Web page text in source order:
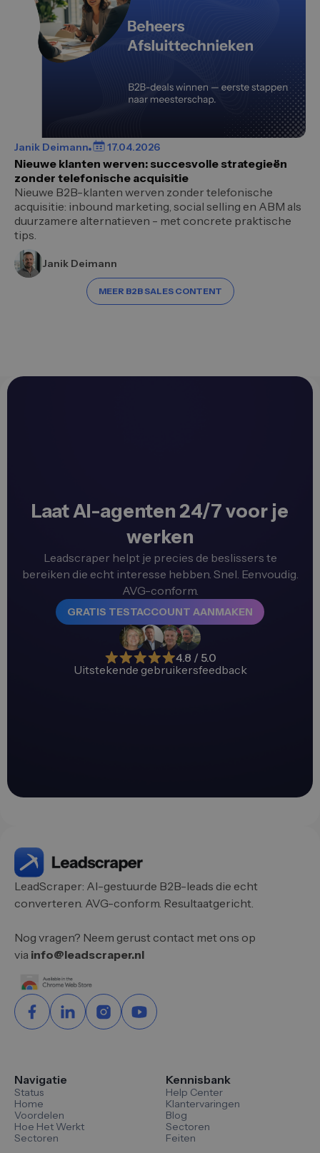
Janik Deimann 17.04.2026
Nieuwe klanten werven: succesvolle strategieën
zonder telefonische acquisitie
Nieuwe B2B-klanten werven zonder telefonische
acquisitie: inbound marketing, social selling en ABM als
duurzamere alternatieven - met concrete praktische
tips.
Janik Deimann
MEER B2B SALES CONTENT
Laat AI-agenten 24/7 voor je
werken
Leadscraper helpt je precies de beslissers te
bereiken die echt interesse hebben. Snel. Eenvoudig.
AVG-conform.
GRATIS TESTACCOUNT AANMAKEN
4.8 / 5.0
Uitstekende gebruikersfeedback
LeadScraper: AI-gestuurde B2B-leads die echt
converteren. AVG-conform. Resultaatgericht.
Nog vragen? Neem gerust contact met ons op
via info@leadscraper.nl
Navigatie
Status
Home
Voordelen
Hoe Het Werkt
Sectoren
Kennisbank
Help Center
Klantervaringen
Blog
Sectoren
Feiten